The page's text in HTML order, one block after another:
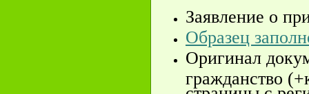
Заявление о
Образец
Оригинал
гражданство
страницы с